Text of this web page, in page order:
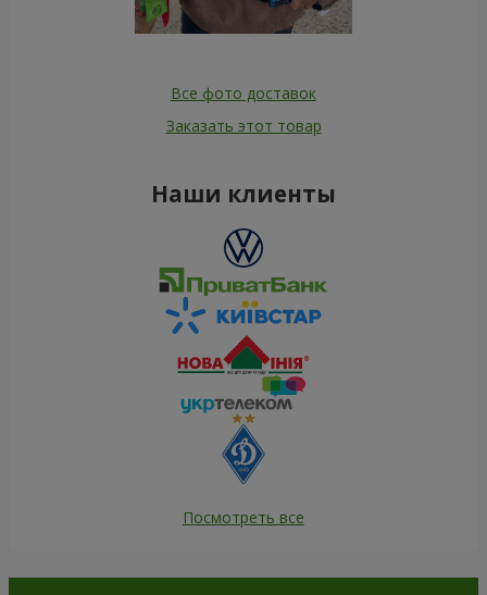
Все фото доставок
Заказать этот товар
Наши клиенты
Посмотреть все